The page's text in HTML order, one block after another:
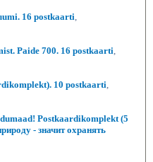
16 postkaarti
Paide 700. 16 postkaarti
10 postkaarti
Postkaardikomplekt (5
- значит охранять